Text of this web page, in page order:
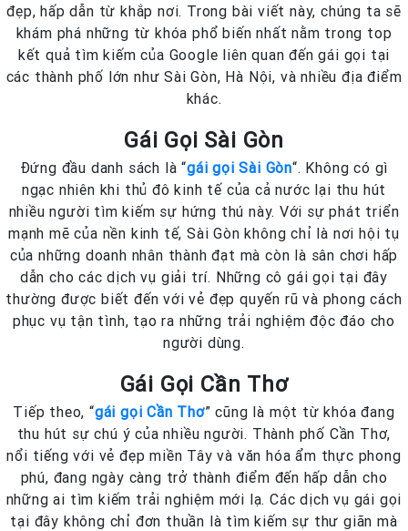
đẹp, hấp dẫn từ khắp nơi. Trong bài viết này, chúng ta sẽ
khám phá những từ khóa phổ biến nhất nằm trong top
kết quả tìm kiếm của Google liên quan đến gái gọi tại
các thành phố lớn như Sài Gòn, Hà Nội, và nhiều địa điểm
khác.
Gái Gọi Sài Gòn
Đứng đầu danh sách là “gái gọi Sài Gòn“. Không có gì
ngạc nhiên khi thủ đô kinh tế của cả nước lại thu hút
nhiều người tìm kiếm sự hứng thú này. Với sự phát triển
mạnh mẽ của nền kinh tế, Sài Gòn không chỉ là nơi hội tụ
của những doanh nhân thành đạt mà còn là sân chơi hấp
dẫn cho các dịch vụ giải trí. Những cô gái gọi tại đây
thường được biết đến với vẻ đẹp quyến rũ và phong cách
phục vụ tận tình, tạo ra những trải nghiệm độc đáo cho
người dùng.
Gái Gọi Cần Thơ
Tiếp theo, “gái gọi Cần Thơ” cũng là một từ khóa đang
thu hút sự chú ý của nhiều người. Thành phố Cần Thơ,
nổi tiếng với vẻ đẹp miền Tây và văn hóa ẩm thực phong
phú, đang ngày càng trở thành điểm đến hấp dẫn cho
những ai tìm kiếm trải nghiệm mới lạ. Các dịch vụ gái gọi
tại đây không chỉ đơn thuần là tìm kiếm sự thư giãn mà